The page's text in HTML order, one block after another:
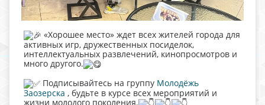
«Хорошее место» ждет всех жителей города для
активных игр, дружественных посиделок,
интеллектуальных развлечений, кинопросмотров и
много другого.
Подписывайтесь на группу Молодёжь
Заозерска , будьте в курсе всех мероприятий и
жизни молодого поколения.